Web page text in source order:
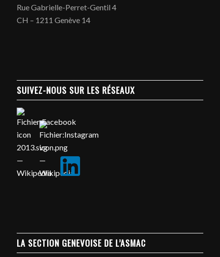
Rue Gabrielle-Perret-Gentil 4
CH – 1211 Genève 14
SUIVEZ-NOUS SUR LES RÉSEAUX
LA SECTION GENEVOISE DE L’ASMAC